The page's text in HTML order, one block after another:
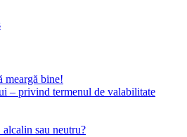
meargă bine!
– privind termenul de valabilitate
sau neutru?